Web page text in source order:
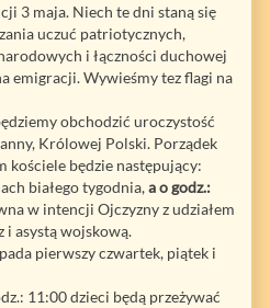
3 maja. Niech te dni staną się
uczuć patriotycznych,
i łączności duchowej
emigracji. Wywieśmy tez flagi na
obchodzić uroczystość
Królowej Polski. Porządek
kościele będzie następujący:
białego tygodnia,a o godz.:
w intencji Ojczyzny z udziałem
i asystą wojskową.
pierwszy czwartek, piątek i
11:00 dzieci będą przeżywać